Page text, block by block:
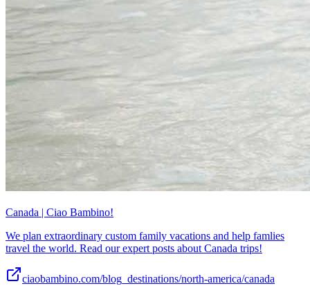
Canada | Ciao Bambino!
We plan extraordinary custom family vacations and help famlies
travel the world. Read our expert posts about Canada trips!
ciaobambino.com/blog_destinations/north-america/canada